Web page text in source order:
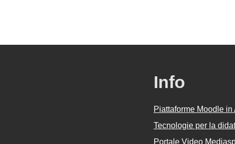
Info
Piattaforme Moodle in
Tecnologie per la
Portale Video